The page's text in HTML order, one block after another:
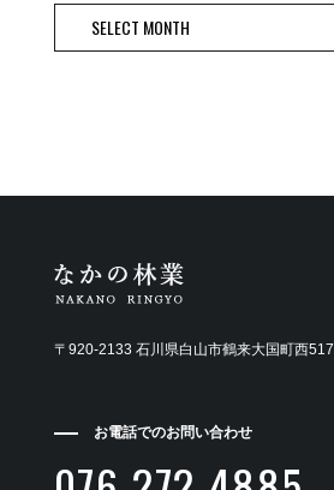
〒920-2133 石川県白山市鶴来大国町西517
お電話でのお問い合わせ